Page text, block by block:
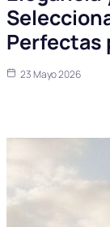
Perfectas
23 Mayo 2026